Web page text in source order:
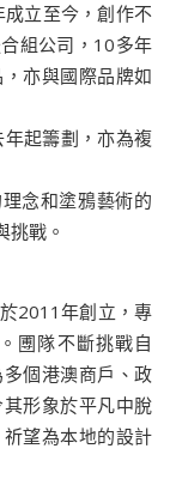
立至今，創作不
組公司，10多年
亦與國際品牌如
起籌劃，亦為複
念和塗鴉藝術的
挑戰。
2011年創立，專
圑隊不斷挑戰自
個港澳商戶、政
形象於平凡中脫
望為本地的設計